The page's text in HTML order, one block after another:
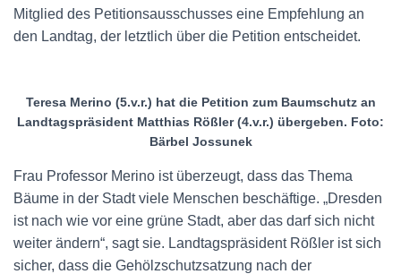
Mitglied des Petitionsausschusses eine Empfehlung an
den Landtag, der letztlich über die Petition entscheidet.
Teresa Merino (5.v.r.) hat die Petition zum Baumschutz an
Landtagspräsident Matthias Rößler (4.v.r.) übergeben. Foto:
Bärbel Jossunek
Frau Professor Merino ist überzeugt, dass das Thema
Bäume in der Stadt viele Menschen beschäftige. „Dresden
ist nach wie vor eine grüne Stadt, aber das darf sich nicht
weiter ändern“, sagt sie. Landtagspräsident Rößler ist sich
sicher, dass die Gehölzschutzsatzung nach der